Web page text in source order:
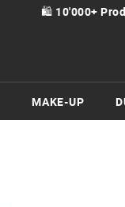
🛍 10'000+
MAKE-UP